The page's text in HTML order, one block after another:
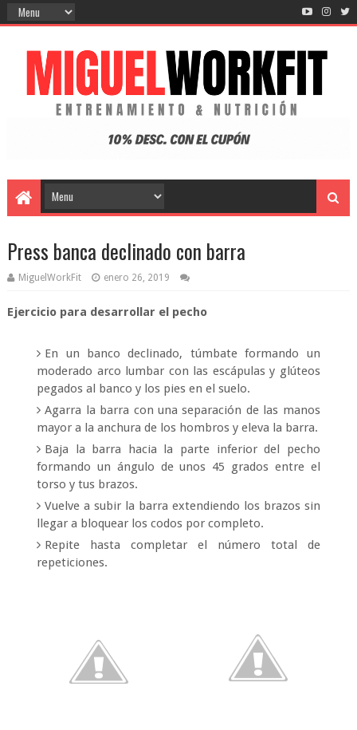
Press banca declinado con barra
MiguelWorkFit enero 26, 2019
Ejercicio para desarrollar el pecho
En un banco declinado, túmbate formando un
moderado arco lumbar con las escápulas y glúteos
pegados al banco y los pies en el suelo.
Agarra la barra con una separación de las manos
mayor a la anchura de los hombros y eleva la barra.
Baja la barra hacia la parte inferior del pecho
formando un ángulo de unos 45 grados entre el
torso y tus brazos.
Vuelve a subir la barra extendiendo los brazos sin
llegar a bloquear los codos por completo.
Repite hasta completar el número total de
repeticiones.